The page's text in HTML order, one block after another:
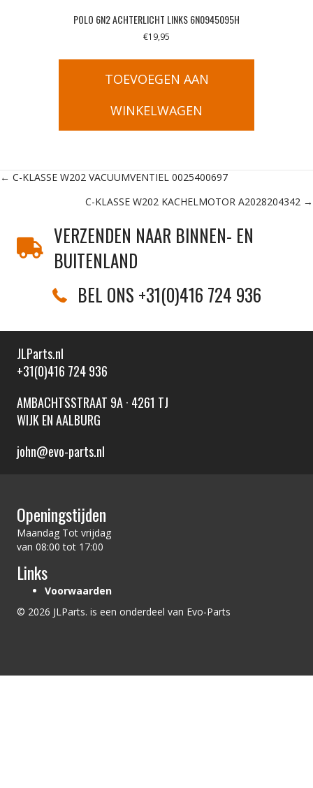
POLO 6N2 ACHTERLICHT LINKS 6N0945095H
€19,95
TOEVOEGEN AAN
WINKELWAGEN
Posts
← C-KLASSE W202 VACUUMVENTIEL 0025400697
C-KLASSE W202 KACHELMOTOR A2028204342 →
VERZENDEN NAAR BINNEN- EN
BUITENLAND
BEL ONS +31(0)416 724 936
JLParts.nl
+31(0)416 724 936
AMBACHTSSTRAAT 9A · 4261 TJ
WIJK EN AALBURG
john@evo-parts.nl
Openingstijden
Maandag Tot vrijdag
van 08:00 tot 17:00
Links
Voorwaarden
© 2026 JLParts. is een onderdeel van Evo-Parts